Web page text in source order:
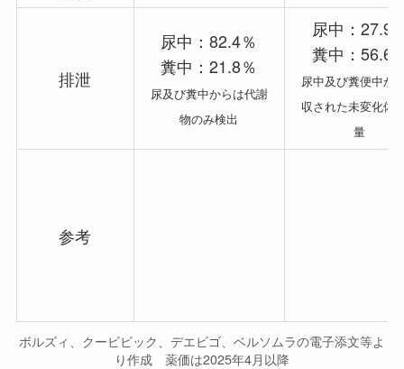
排泄
尿中：82.4％
糞中：21.8％
尿及び糞中からは代謝
物のみ検出
尿中：
糞中：
尿中及び糞便中か
収された未変化体
量
参考
ボルズィ、クービビック、デエビゴ、ベルソムラの電子添文等よ
り作成 薬価は2025年4月以降